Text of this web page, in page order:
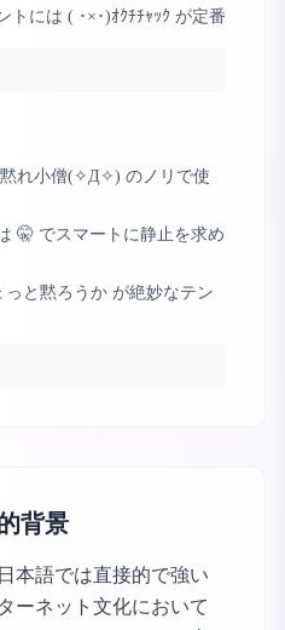
トには ( ･×･)ｵｸﾁﾁｬｯｸ が定番
れ小僧(✧Д✧) のノリで使
🤫 でスマートに静止を求め
と黙ろうか が絶妙なテン
背景
本語では直接的で強い
ーネット文化において